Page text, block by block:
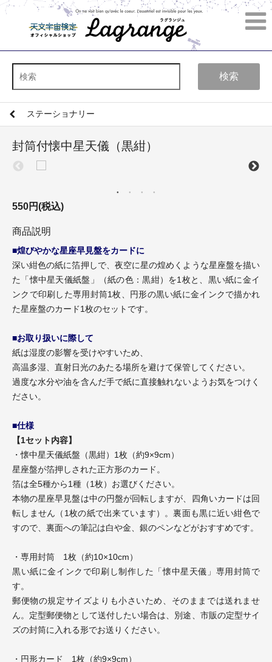
検索
ステーショナリー
封筒付懐中星天儀（黒紺）
550円(税込)
商品説明
■煌びやかな星座早見盤をカードに
深い紺色の紙に箔押しで、夜空に星の煌めくような星座盤を描い
た「懐中星天儀紙盤」（紙の色：黒紺）を1枚と、黒い紙に金イ
ンクで印刷した専用封筒1枚、円形の黒い紙に金インクで描かれ
た星座盤のカード1枚のセットです。
■お取り扱いに際して
紙は湿度の影響を受けやすいため、
高温多湿、直射日光のあたる場所を避けて保管してください。
過度な水分や油を含んだ手で紙に直接触れないようお気をつけく
ださい。
■仕様
【1セット内容】
・懐中星天儀紙盤（黒紺）1枚（約9×9cm）
星座盤が箔押しされた正方形のカード。
箔は全5種から1種（1枚）お選びください。
本物の星座早見盤は中の円盤が回転しますが、四角いカードは回
転しません（1枚の紙で出来ています）。裏面も黒に近い紺色で
すので、裏面への筆記は白や金、銀のペンなどがおすすめです。
・専用封筒 1枚（約10×10cm）
黒い紙に金インクで印刷し制作した「懐中星天儀」専用封筒で
す。
郵便物の規定サイズよりも小さいため、そのままでは送れませ
ん。定型郵便物として送付したい場合は、別途、市販の定型サイ
ズの封筒に入れる形でお送りください。
・円形カード 1枚（約9×9cm）